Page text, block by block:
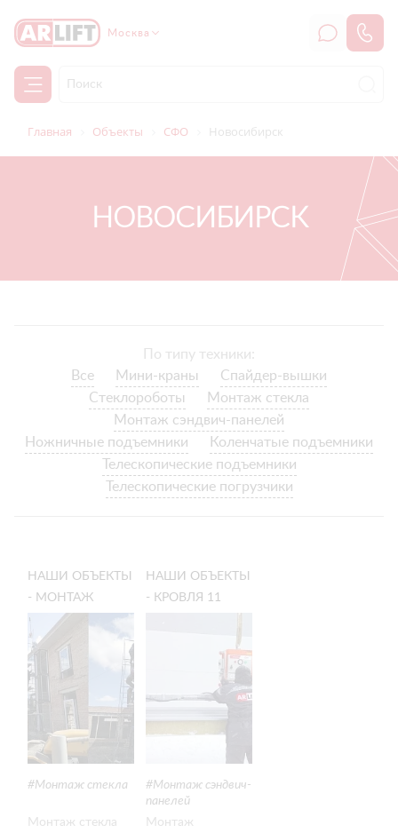
Москва
Главная Объекты СФО Новосибирск
НОВОСИБИРСК
По типу техники:
Все
Мини-краны
Спайдер-вышки
Стеклороботы
Монтаж стекла
Монтаж сэндвич-панелей
Ножничные подъемники
Коленчатые подъемники
Телескопические подъемники
Телескопические погрузчики
НАШИ ОБЪЕКТЫ
- МОНТАЖ
СТЕКЛОПАКЕТОВ
В ГОРОДЕ
НОВОСИБИРСК
Монтаж стекла
Монтаж стекла
НАШИ ОБЪЕКТЫ
- КРОВЛЯ 11
SP4/SPD4 (СТЕНА
+ КРОВЛЯ)
Монтаж сэндвич-
панелей
Монтаж